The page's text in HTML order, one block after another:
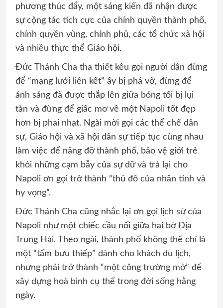
phương thúc đẩy, một sáng kiến đã nhận được
sự cộng tác tích cực của chính quyền thành phố,
chính quyền vùng, chính phủ, các tổ chức xã hội
và nhiều thực thể Giáo hội.
Đức Thánh Cha tha thiết kêu gọi người dân đừng
để “mạng lưới liên kết” ấy bị phá vỡ, đừng để
ánh sáng đã được thắp lên giữa bóng tối bị lụi
tàn và đừng để giấc mơ về một Napoli tốt đẹp
hơn bị phai nhạt. Ngài mời gọi các thể chế dân
sự, Giáo hội và xã hội dân sự tiếp tục cùng nhau
làm việc để nâng đỡ thành phố, bảo vệ giới trẻ
khỏi những cạm bẫy của sự dữ và trả lại cho
Napoli ơn gọi trở thành “thủ đô của nhân tính và
hy vọng”.
Đức Thánh Cha cũng nhắc lại ơn gọi lịch sử của
Napoli như một chiếc cầu nối giữa hai bờ Địa
Trung Hải. Theo ngài, thành phố không thể chỉ là
một “tấm bưu thiếp” dành cho khách du lịch,
nhưng phải trở thành “một công trường mở” để
xây dựng hoà bình cụ thể trong đời sống hằng
ngày.